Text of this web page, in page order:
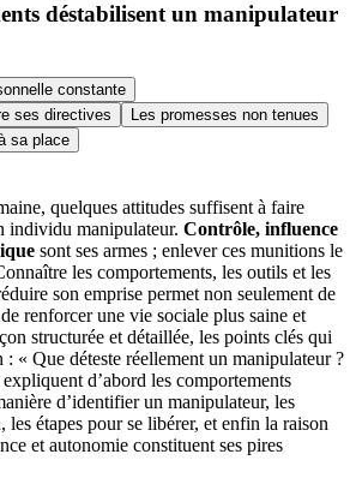
déstabilisent un manipulateur
constante
ses directives
Les promesses non tenues
sa place
quelques attitudes suffisent à faire
individu manipulateur. Contrôle, influence
sont ses armes ; enlever ces munitions le
les comportements, les outils et les
son emprise permet non seulement de
renforcer une vie sociale plus saine et
structurée et détaillée, les points clés qui
: « Que déteste réellement un manipulateur ?
d’abord les comportements
d’identifier un manipulateur, les
les étapes pour se libérer, et enfin la raison
et autonomie constituent ses pires